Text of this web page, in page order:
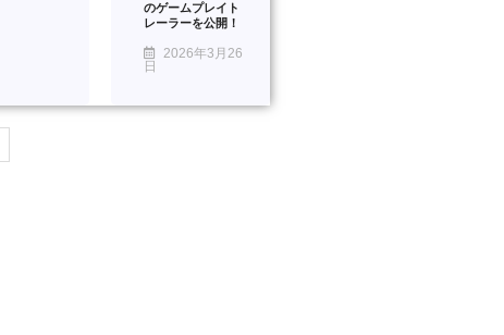
のゲームプレイト
レーラーを公開！
2026年3月26
日